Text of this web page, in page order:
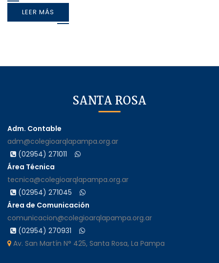
LEER MÁS
SANTA ROSA
Adm. Contable
adm@colegioarqlapampa.org.ar
(02954) 271011
Área Técnica
tecnica@colegioarqlapampa.org.ar
(02954) 271045
Área de Comunicación
comunicacion@colegioarqlapampa.org.ar
(02954) 270931
Av. San Martín N° 425, Santa Rosa, La Pampa